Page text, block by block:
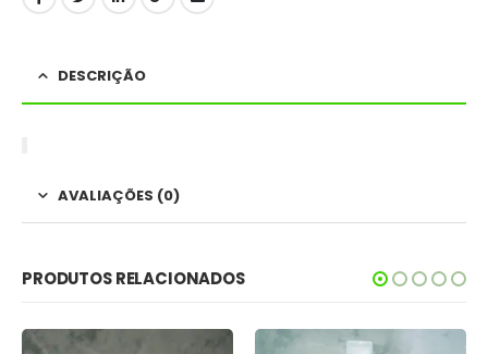
DESCRIÇÃO
AVALIAÇÕES (0)
PRODUTOS RELACIONADOS